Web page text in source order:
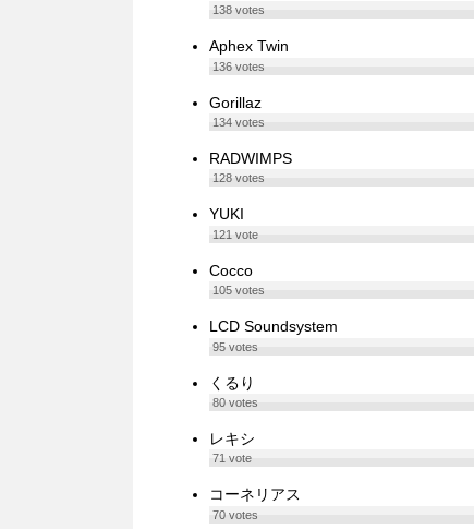
138votes
Aphex Twin
136votes
Gorillaz
134votes
RADWIMPS
128votes
YUKI
121vote
Cocco
105votes
LCD Soundsystem
95votes
くるり
80votes
レキシ
71vote
コーネリアス
70votes